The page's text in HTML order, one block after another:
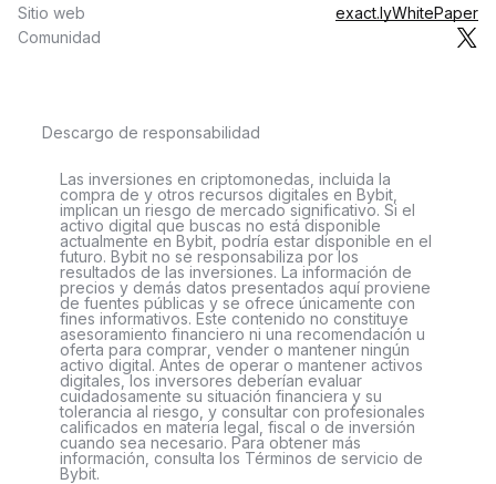
Sitio web exact.lyWhitePaper
Comunidad
Descargo de responsabilidad
Las inversiones en criptomonedas, incluida la
compra de y otros recursos digitales en Bybit,
implican un riesgo de mercado significativo. Si el
activo digital que buscas no está disponible
actualmente en Bybit, podría estar disponible en el
futuro. Bybit no se responsabiliza por los
resultados de las inversiones. La información de
precios y demás datos presentados aquí proviene
de fuentes públicas y se ofrece únicamente con
fines informativos. Este contenido no constituye
asesoramiento financiero ni una recomendación u
oferta para comprar, vender o mantener ningún
activo digital. Antes de operar o mantener activos
digitales, los inversores deberían evaluar
cuidadosamente su situación financiera y su
tolerancia al riesgo, y consultar con profesionales
calificados en materia legal, fiscal o de inversión
cuando sea necesario. Para obtener más
información, consulta los Términos de servicio de
Bybit.